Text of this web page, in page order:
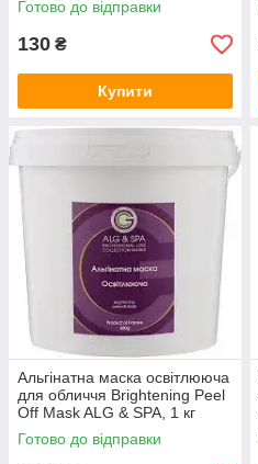
Готово до відправки
130 ₴
Купити
Альгінатна маска освітлююча
для обличчя Brightening Peel
Off Mask ALG & SPA, 1 кг
Готово до відправки